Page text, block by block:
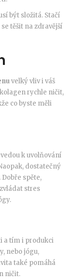
být složitá. Stačí
těšit na zdravější
velký vliv i váš
rychle ničit,
co byste měli
k uvolňování
dostatečný
spěte,
stres
a tím i produkci
nebo jógu,
také pomáhá
ničit.